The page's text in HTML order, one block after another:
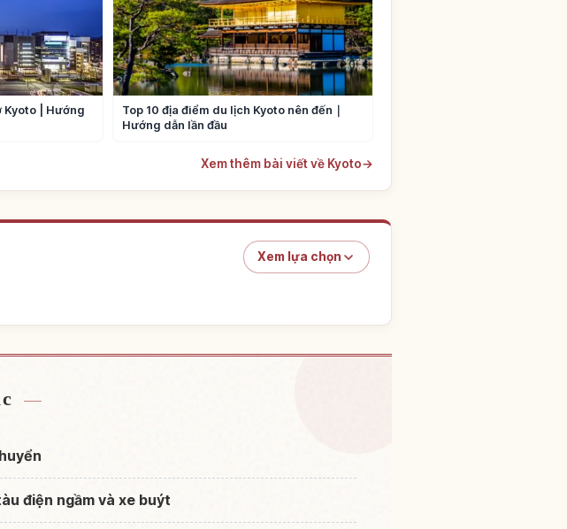
Kyoto | Hướng
Top 10 địa điểm du lịch Kyoto nên đến｜
Hướng dẫn lần đầu
Xem thêm bài viết về Kyoto→
Xem lựa chọn
điện ngầm và xe buýt